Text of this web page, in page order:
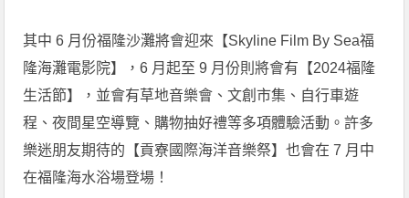
其中 6 月份福隆沙灘將會迎來【Skyline Film By Sea福
隆海灘電影院】，6 月起至 9 月份則將會有【2024福隆
生活節】，並會有草地音樂會、文創市集、自行車遊
程、夜間星空導覽、購物抽好禮等多項體驗活動。許多
樂迷朋友期待的【貢寮國際海洋音樂祭】也會在 7 月中
在福隆海水浴場登場！